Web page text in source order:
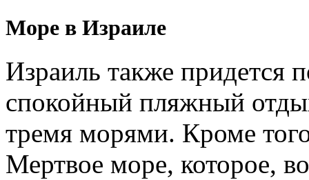
Море в Израиле
Израиль также придется
спокойный пляжный
тремя морями. Кроме
Мертвое море, которое,